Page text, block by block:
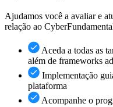
Ajudamos você a avaliar e
relação ao
Aceda a todas as
além de frameworks
Implementação
plataforma
Acompanhe o